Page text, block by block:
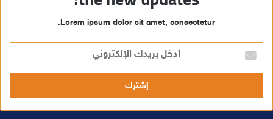
Lorem ipsum dolor sit amet, consectetur.
خ
ل
ر